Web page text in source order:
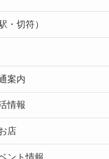
・切符）
案内
情報
店